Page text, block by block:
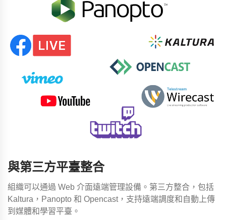
與第三方平臺整合
組織可以通過 Web 介面遠端管理設備。第三方整合，包括
Kaltura，Panopto 和 Opencast，支持遠端調度和自動上傳
到媒體和學習平臺。